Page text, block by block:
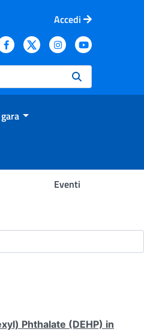
Accedi
Eventi
Phthalate (DEHP) in